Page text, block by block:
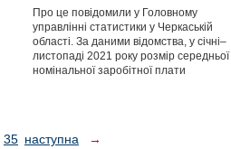
Про це повідомили у Головному
управлінні статистики у Черкаській
області. За даними відомства, у січні–
листопаді 2021 року розмір середньої
номінальної заробітної плати
35 наступна →